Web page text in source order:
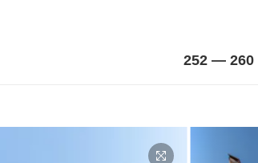
252 — 260